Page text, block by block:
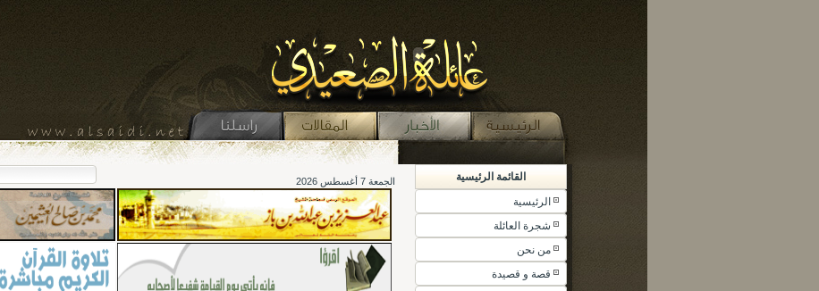
القائمة الرئيسية
الرئيسية
شجرة العائلة
من نحن
قصة و قصيدة
الجمعة 7 أغسطس 2026